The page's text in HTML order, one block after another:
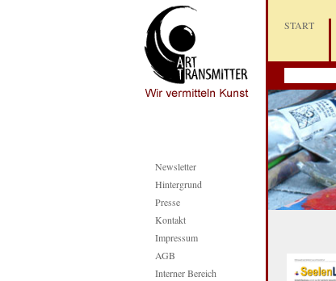
Newsletter
Hintergrund
Presse
Kontakt
Impressum
AGB
Interner Bereich
START